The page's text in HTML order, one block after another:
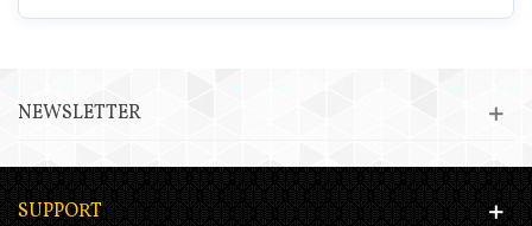
NEWSLETTER
SUPPORT